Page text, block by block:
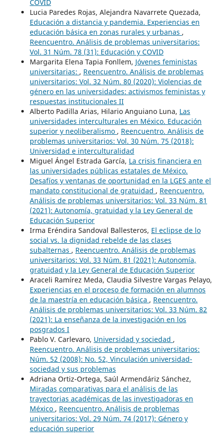
COVID
Lucia Paredes Rojas, Alejandra Navarrete Quezada,
Educación a distancia y pandemia. Experiencias en
educación básica en zonas rurales y urbanas ,
Reencuentro. Análisis de problemas universitarios:
Vol. 31 Núm. 78 (31): Educación y COVID
Margarita Elena Tapia Fonllem, Jóvenes feministas
universitarias: , Reencuentro. Análisis de problemas
universitarios: Vol. 32 Núm. 80 (2020): Violencias de
género en las universidades: activismos feministas y
respuestas institucionales II
Alberto Padilla Arias, Hilario Anguiano Luna, Las
universidades interculturales en México. Educación
superior y neoliberalismo , Reencuentro. Análisis de
problemas universitarios: Vol. 30 Núm. 75 (2018):
Universidad e interculturalidad
Miguel Ángel Estrada García, La crisis financiera en
las universidades públicas estatales de México.
Desafíos y ventanas de oportunidad en la LGES ante el
mandato constitucional de gratuidad , Reencuentro.
Análisis de problemas universitarios: Vol. 33 Núm. 81
(2021): Autonomía, gratuidad y la Ley General de
Educación Superior
Irma Eréndira Sandoval Ballesteros, El eclipse de lo
social vs. la dignidad rebelde de las clases
subalternas , Reencuentro. Análisis de problemas
universitarios: Vol. 33 Núm. 81 (2021): Autonomía,
gratuidad y la Ley General de Educación Superior
Araceli Ramírez Meda, Claudia Silvestre Vargas Pelayo,
Experiencias en el proceso de formación en alumnos
de la maestría en educación básica , Reencuentro.
Análisis de problemas universitarios: Vol. 33 Núm. 82
(2021): La enseñanza de la investigación en los
posgrados I
Pablo V. Carlevaro, Universidad y sociedad ,
Reencuentro. Análisis de problemas universitarios:
Núm. 52 (2008): No. 52, Vinculación universidad-
sociedad y sus problemas
Adriana Ortiz-Ortega, Saúl Armendáriz Sánchez,
Miradas comparativas para el análisis de las
trayectorias académicas de las investigadoras en
México , Reencuentro. Análisis de problemas
universitarios: Vol. 29 Núm. 74 (2017): Género y
educación superior